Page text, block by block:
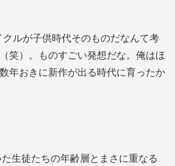
ルが子供時代そのものだなんて考
笑）。ものすごい発想だな。俺はほ
年おきに新作が出る時代に育ったか
生徒たちの年齢層とまさに重なる